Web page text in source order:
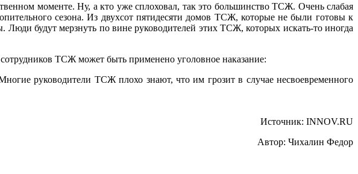
моменте. Ну, а кто уже сплоховал, так это большинство ТСЖ. Очень слабая
сезона. Из двухсот пятидесяти домов ТСЖ, которые не были готовы к
будут мерзнуть по вине руководителей этих ТСЖ, которых искать-то иногда
ТСЖ может быть применено уголовное наказание:
руководители ТСЖ плохо знают, что им грозит в случае несвоевременного
Источник: INNOV.RU
Автор: Чихалин Федор